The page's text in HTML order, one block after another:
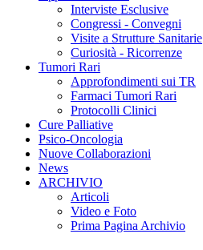
Interviste Esclusive
Congressi - Convegni
Visite a Strutture Sanitarie
Curiosità - Ricorrenze
Tumori Rari
Approfondimenti sui TR
Farmaci Tumori Rari
Protocolli Clinici
Cure Palliative
Psico-Oncologia
Nuove Collaborazioni
News
ARCHIVIO
Articoli
Video e Foto
Prima Pagina Archivio